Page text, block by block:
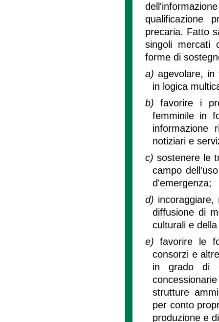
qualificazione
precaria. Fatto
singoli mercati
forme di
a) agevolare, in
in logica
b)favorire i
femminile in
informazione
notiziari e
c) sostenere le
campo
d'emergenza;
d)
diffusione di
culturali e
e)favorire le
consorzi e
in grado di
strutture
per conto
produzione e